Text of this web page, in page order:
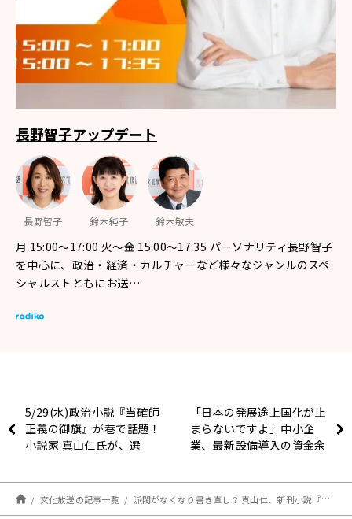
長野智子アップデート
長野智子 鈴木純子 鈴木敏夫
月 15:00～17:00 火～金 15:00～17:35 パーソナリティ長野智子
を中心に、政治・経済・カルチャーなど様々なジャンルのスペ
シャルストともにお送…
5/29(水)政治小説『当確師
正義の御旗』が巷で話題！
小説家 真山仁氏が、選
ィアを語る…
「日本の発展途上国化が止
まらないですよ」中小企
業、最新設備導入の資金余
文化放送の記事一覧 派閥がなくなり書き直し？ 真山仁、新刊小説『当確師 正義の御旗』を語る